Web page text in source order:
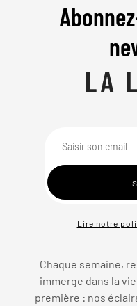
Lire notre
Chaque semaine,
immerge dans la
première : nos